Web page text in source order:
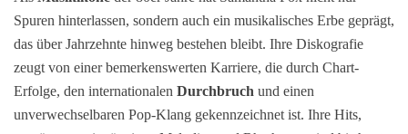
Spuren hinterlassen, sondern auch ein musikalisches Erbe geprägt,
das über Jahrzehnte hinweg bestehen bleibt. Ihre Diskografie
zeugt von einer bemerkenswerten Karriere, die durch Chart-
Erfolge, den internationalen Durchbruch und einen
unverwechselbaren Pop-Klang gekennzeichnet ist. Ihre Hits,